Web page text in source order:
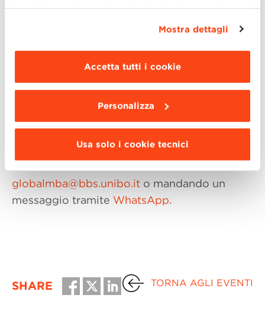
tecnici semplicemente chiudendo il presente
Dettagli ”. Per
modificare le impostazioni di navigazione e
scegliere le funzionalità, le terze parti e i cookie
Mostra dettagli
Accetta tutti i cookie
Personalizza
Usa solo i cookie tecnici
Marcello Russo,
Direttore Scientifico
ore 15.30 – 16.00: Q&A, per rispondere a
dubbi e domande.
Per partecipare all’evento, compilare il
modulo di registrazione.
È inoltre possibile fissare un appuntamento
globalmba@bbs.unibo.it o mandando un
messaggio tramite WhatsApp.
SHARE TORNA AGLI EVENTI